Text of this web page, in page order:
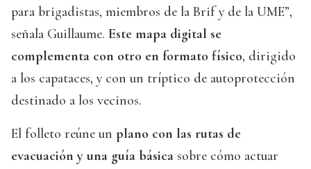
para brigadistas, miembros de la Brif y de la UME”,
señala Guillaume. Este mapa digital se
complementa con otro en formato físico, dirigido
a los capataces, y con un tríptico de autoprotección
destinado a los vecinos.
El folleto reúne un plano con las rutas de
evacuación y una guía básica sobre cómo actuar